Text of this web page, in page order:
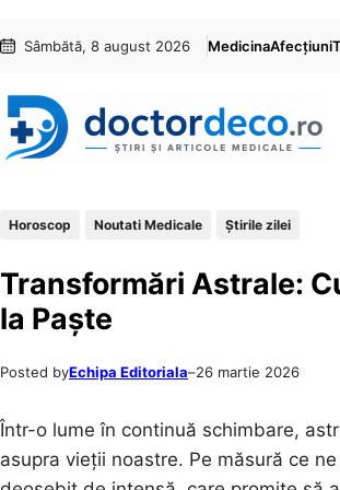
conținut
content
Sâmbătă, 8 august 2026 MedicinaAfecțiuni
Horoscop Noutati Medicale Știrile zilei
Transformări Astrale:
la Paște
Posted byEchipa Editoriala–26 martie 2026
Într-o lume în continuă schimbare,
asupra vieții noastre. Pe măsură ce